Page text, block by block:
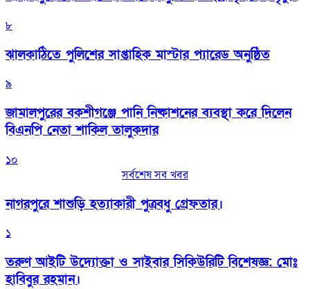
৮
‎ঝালকাঠিতে পুলিশের সাপ্তাহিক মাস্টার প্যারেড অনুষ্ঠিত
৯
জামালপুরের বকশীগঞ্জে পানি নিষ্কাশনের ব্যবস্থা করে দিলেন
বিএনপি নেতা শাকিল তালুকদার
১০
সর্বশেষ সব খবর
নাগরপুরে শাশুড়ি হত্যাকারী পুত্রবধু গ্রেফতার।
১
তরুণ আইটি উদ্যোক্তা ও সাইবার সিকিউরিটি বিশেষজ্ঞ: মোঃ
হাবিবুর রহমান।